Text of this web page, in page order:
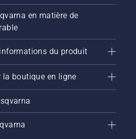
en matière de
du produit
boutique en ligne